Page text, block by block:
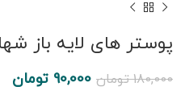
پوستر های لایه باز
180,000 تومان 90,000 تومان